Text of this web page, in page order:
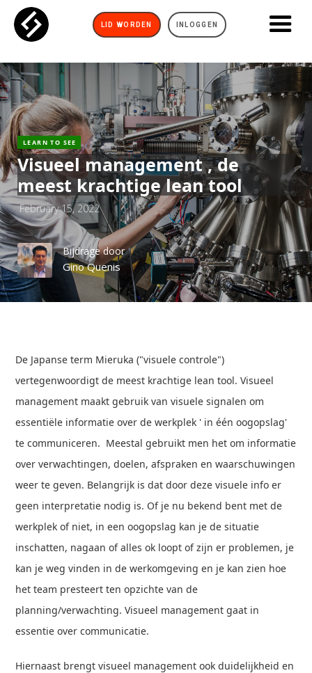
LID WORDEN INLOGGEN
LEARN TO SEE
Visueel management , de
meest krachtige lean tool
February 15, 2022
Bijdrage door
Gino Quenis
De Japanse term Mieruka ("visuele controle")
vertegenwoordigt de meest krachtige lean tool. Visueel
management maakt gebruik van visuele signalen om
essentiële informatie over de werkplek ' in één oogopslag'
te communiceren. Meestal gebruikt men het om informatie
over verwachtingen, doelen, afspraken en waarschuwingen
weer te geven. Belangrijk is dat door deze visuele info er
geen interpretatie nodig is. Of je nu bekend bent met de
werkplek of niet, in een oogopslag kan je de situatie
inschatten, nagaan of alles ok loopt of zijn er problemen, je
kan je weg vinden in de werkomgeving en je kan zien hoe
het team presteert ten opzichte van de
planning/verwachting. Visueel management gaat in
essentie over communicatie.
Hiernaast brengt visueel management ook duidelijkheid en